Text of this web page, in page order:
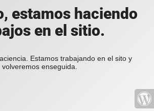
estamos haciendo
en el sitio.
Estamos trabajando en el sito y
volveremos enseguida.